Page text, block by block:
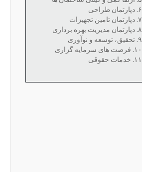
۶. دپارتمان طراحی
۷. دپارتمان تامین تجهیزات
۸. دپارتمان مدیریت بهره برداری
۹. تحقیق، توسعه و نوآوری
۱۰. فرصت های سرمایه گزاری
۱۱. خدمات حقوقی